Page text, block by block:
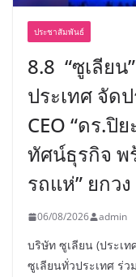
ประชาสัมพันธ์
8.8 “ซูเลีย
ประเทศ จัด
CEO “ดร.ปิ
ทัศน์ธุรกิจ พ
รถแห่” ยกวง
06/08/2026 admin
บริษัท ซูเลียน (ประเ
ซูเลียนทั่วประเทศ ร่